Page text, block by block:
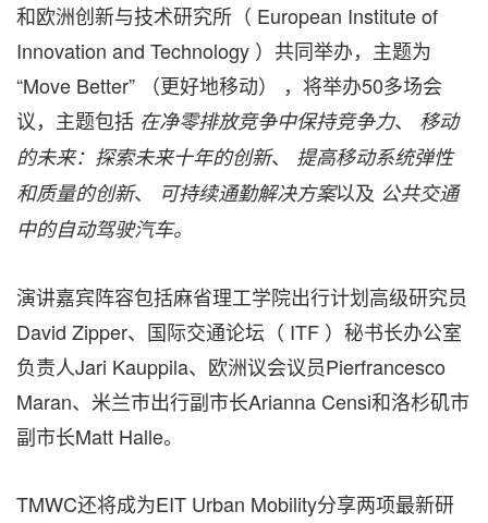
和欧洲创新与技术研究所（ European Institute of
Innovation and Technology ）共同举办，主题为
“Move Better” （更好地移动） ，将举办50多场会
议，主题包括 在净零排放竞争中保持竞争力、 移动
的未来：探索未来十年的创新、 提高移动系统弹性
和质量的创新、 可持续通勤解决方案以及 公共交通
中的自动驾驶汽车。
演讲嘉宾阵容包括麻省理工学院出行计划高级研究员
David Zipper、国际交通论坛（ ITF ）秘书长办公室
负责人Jari Kauppila、欧洲议会议员Pierfrancesco
Maran、米兰市出行副市长Arianna Censi和洛杉矶市
副市长Matt Halle。
TMWC还将成为EIT Urban Mobility分享两项最新研